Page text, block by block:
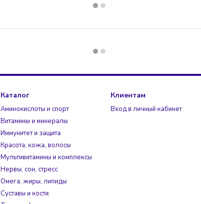
Каталог
Аминокислоты и спорт
Витамины и минералы
Иммунитет и защита
Красота, кожа, волосы
Мультивитамины и комплексы
Нервы, сон, стресс
Омега, жиры, липиды
Суставы и кости
Клиентам
Вход в личный кабинет